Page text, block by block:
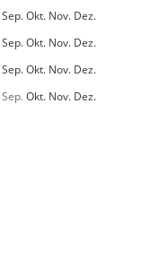
Sep.Okt. Nov. Dez.
Sep.Okt. Nov. Dez.
Sep.Okt. Nov. Dez.
Sep.Okt. Nov. Dez.